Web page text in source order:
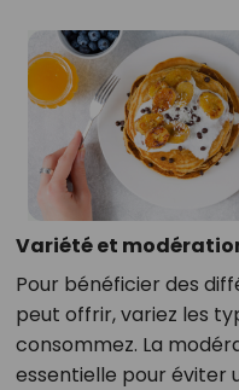
Variété et
Pour bénéficier des
peut offrir, variez les
consommez. La
essentielle pour éviter